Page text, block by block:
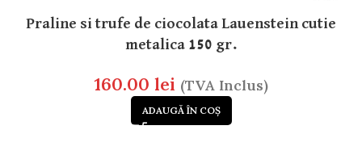
Praline si trufe de ciocolata Lauenstein cutie
metalica 150 gr.
160.00 lei (TVA Inclus)
ADAUGĂ ÎN COȘ